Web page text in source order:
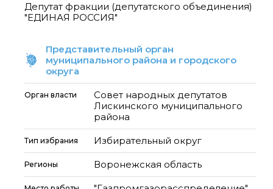
Депутат фракции (депутатского объединения)
"ЕДИНАЯ РОССИЯ"
Представительный орган
муниципального района и городского
округа
Орган власти
Совет народных депутатов
Лискинского муниципального
района
Тип избрания Избирательный округ
Регионы Воронежская область